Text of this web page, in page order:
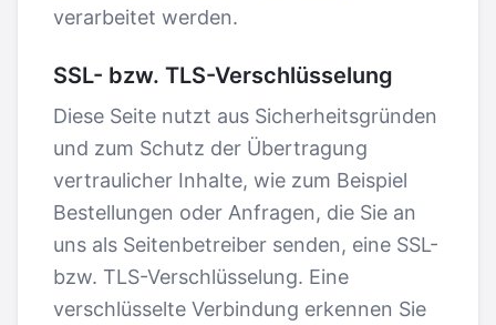
verarbeitet werden.
SSL- bzw. TLS-Verschlüsselung
Diese Seite nutzt aus Sicherheitsgründen
und zum Schutz der Übertragung
vertraulicher Inhalte, wie zum Beispiel
Bestellungen oder Anfragen, die Sie an
uns als Seitenbetreiber senden, eine SSL-
bzw. TLS-Verschlüsselung. Eine
verschlüsselte Verbindung erkennen Sie